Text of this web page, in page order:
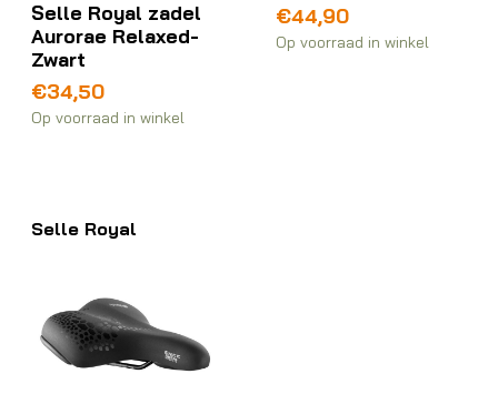
Selle Royal zadel
Aurorae Relaxed-
Zwart
€34,50
Op voorraad in winkel
€44,90
Op voorraad in winkel
Selle Royal